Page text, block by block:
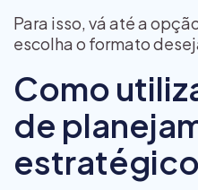
Para isso, vá até a
escolha o formato
Como
de